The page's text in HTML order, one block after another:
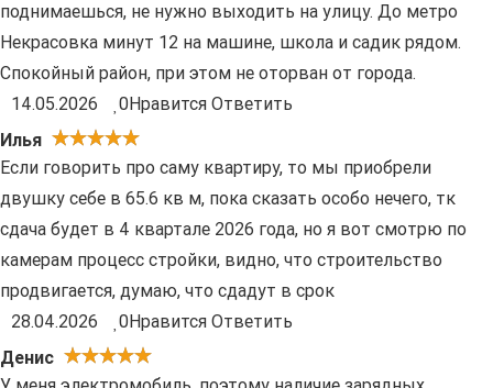
поднимаешься, не нужно выходить на улицу. До метро
Некрасовка минут 12 на машине, школа и садик рядом.
Спокойный район, при этом не оторван от города.
14.05.2026
0Нравится Ответить
Илья
Если говорить про саму квартиру, то мы приобрели
двушку себе в 65.6 кв м, пока сказать особо нечего, тк
сдача будет в 4 квартале 2026 года, но я вот смотрю по
камерам процесс стройки, видно, что строительство
продвигается, думаю, что сдадут в срок
28.04.2026
0Нравится Ответить
Денис